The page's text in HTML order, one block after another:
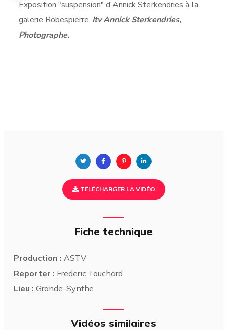
Exposition "suspension" d'Annick Sterkendries à la
galerie Robespierre. Itv Annick Sterkendries,
Photographe.
TÉLÉCHARGER LA VIDÉO
Fiche technique
Production : ASTV
Reporter : Frederic Touchard
Lieu : Grande-Synthe
Vidéos similaires